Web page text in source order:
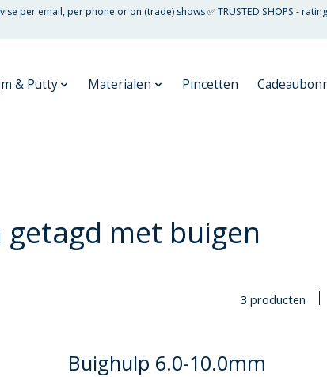
email, per phone or on (trade) shows ✅ TRUSTED SHOPS - rating :
& Putty Materialen Pincetten
met buigen
3 producten
Buighulp 6.0-10.0mm